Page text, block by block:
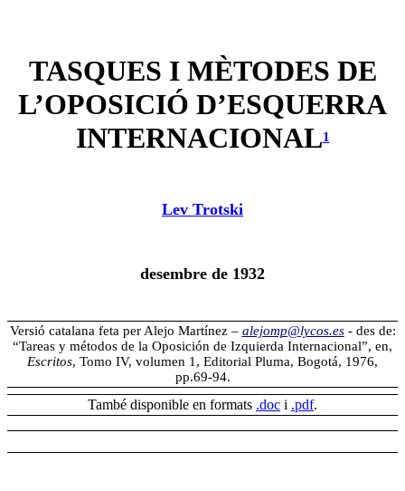
TASQUES I MÈTODES DE
L’OPOSICIÓ D’ESQUERRA
INTERNACIONAL1
Lev Trotski
desembre de 1932
Versió catalana feta per Alejo Martínez – alejomp@lycos.es - des de:
“Tareas y métodos de la Oposición de Izquierda Internacional”, en,
Escritos, Tomo IV, volumen 1, Editorial Pluma, Bogotá, 1976,
pp.69-94.
També disponible en formats .doc i .pdf.